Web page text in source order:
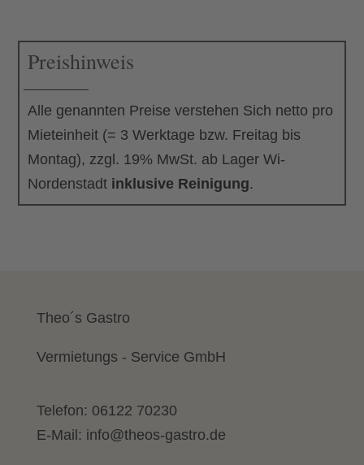
Preishinweis
Alle genannten Preise verstehen Sich netto pro
Mieteinheit (= 3 Werktage bzw. Freitag bis
Montag), zzgl. 19% MwSt. ab Lager Wi-
Nordenstadt inklusive Reinigung.
Theo´s Gastro
Vermietungs - Service GmbH
Telefon: 06122 70230
E-Mail: info@theos-gastro.de